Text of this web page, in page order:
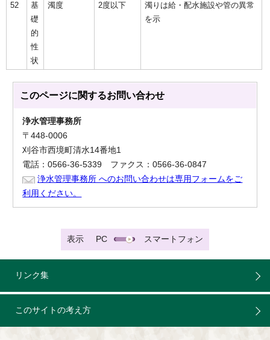
52
基
礎
的
性
状
濁度 2度以下
濁りは給・配水施設や管の異常
を示
このページに関するお問い合わせ
浄水管理事務所
〒448-0006
刈谷市西境町清水14番地1
電話：0566-36-5339 ファクス：0566-36-0847
浄水管理事務所 へのお問い合わせは専用フォームをご
利用ください。
表示 PC スマートフォン
リンク集
このサイトの考え方